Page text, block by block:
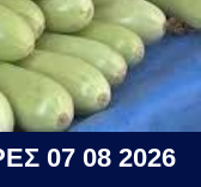
07 08 2026